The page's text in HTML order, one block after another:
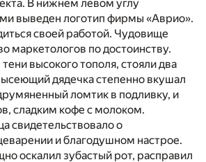
В нижнем левом углу
выведен логотип фирмы «Аврио».
своей работой. Чудовище
маркетологов по достоинству.
высокого тополя, стояли два
дядечка степенно вкушал
ломтик в подливку, и
сладким кофе с молоком.
свидетельствовало о
и благодушном настрое.
оскалил зубастый рот, расправил